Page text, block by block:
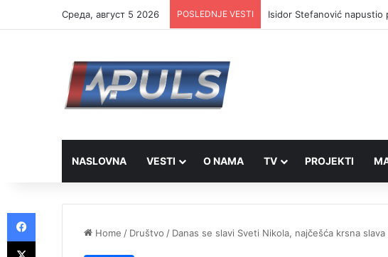
Cреда, август 5 2026 POSLEDNJE VESTI Isidor Stefanović napustio
NASLOVNA VESTI O NAMA TV PROJEKTI
Home / Društvo / Danas se slavi Sveti Nikola, najčešća krsna
Facebook
X